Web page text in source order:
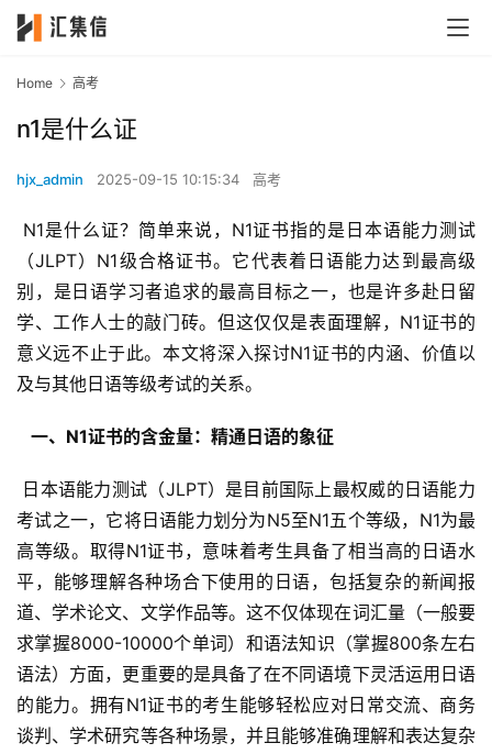
Home 高考
n1是什么证
hjx_admin 2025-09-15 10:15:34 高考
（JLPT）N1级合格证书。它代表着日语能力达到最高级
别，是日语学习者追求的最高目标之一，也是许多赴日留
学、工作人士的敲门砖。但这仅仅是表面理解，N1证书的
意义远不止于此。本文将深入探讨N1证书的内涵、价值以
及与其他日语等级考试的关系。
  一、N1证书的含金量：精通日语的象征
考试之一，它将日语能力划分为N5至N1五个等级，N1为最
高等级。取得N1证书，意味着考生具备了相当高的日语水
平，能够理解各种场合下使用的日语，包括复杂的新闻报
道、学术论文、文学作品等。这不仅体现在词汇量（一般要
求掌握8000-10000个单词）和语法知识（掌握800条左右
语法）方面，更重要的是具备了在不同语境下灵活运用日语
的能力。拥有N1证书的考生能够轻松应对日常交流、商务
谈判、学术研究等各种场景，并且能够准确理解和表达复杂